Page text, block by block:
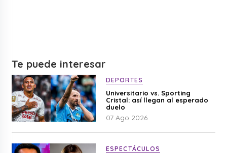
Te puede interesar
DEPORTES
Universitario vs. Sporting
Cristal: así llegan al esperado
duelo
07 Ago 2026
ESPECTÁCULOS